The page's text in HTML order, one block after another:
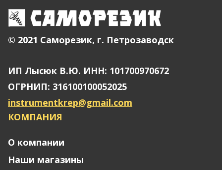
© 2021 Саморезик, г. Петрозаводск
ИП Лысюк В.Ю. ИНН: 101700970672
ОГРНИП: 316100100052025
instrumentkrep@gmail.com
КОМПАНИЯ
О компании
Наши магазины